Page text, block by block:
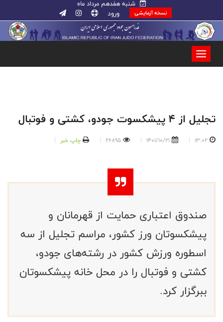
شنبه هفدهم مرداد ماه
نسخه آزمایشی ورود
تجلیل از 4 پیشکسوت جودو، کشتی و فوتبال
13:02
1401/10/21
26895 چاپ خبر
صندوق اعتباری حمایت از قهرمانان و
پیشکسوتان ورز کشور، مراسم تجلیل از سه
اسطوره ورزش کشور در رشته‌های جودو،
کشتی و فوتبال را در محل خانه پیشکسوتان
ببرگزار کرد.